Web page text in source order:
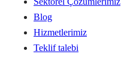
Blog
Hizmetlerimiz
Teklif talebi